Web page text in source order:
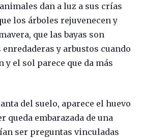
dan a luz a sus crías
los árboles rejuvenecen y
que las bayas son
enredaderas y arbustos cuando
y el sol parece que da más
del suelo, aparece el huevo
queda embarazada de una
ser preguntas vinculadas